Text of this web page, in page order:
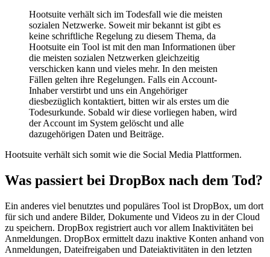
Hootsuite verhält sich im Todesfall wie die meisten
sozialen Netzwerke. Soweit mir bekannt ist gibt es
keine schriftliche Regelung zu diesem Thema, da
Hootsuite ein Tool ist mit den man Informationen über
die meisten sozialen Netzwerken gleichzeitig
verschicken kann und vieles mehr. In den meisten
Fällen gelten ihre Regelungen. Falls ein Account-
Inhaber verstirbt und uns ein Angehöriger
diesbezüglich kontaktiert, bitten wir als erstes um die
Todesurkunde. Sobald wir diese vorliegen haben, wird
der Account im System gelöscht und alle
dazugehörigen Daten und Beiträge.
Hootsuite verhält sich somit wie die Social Media Plattformen.
Was passiert bei DropBox nach dem Tod?
Ein anderes viel benutztes und populäres Tool ist DropBox, um dort
für sich und andere Bilder, Dokumente und Videos zu in der Cloud
zu speichern. DropBox registriert auch vor allem Inaktivitäten bei
Anmeldungen. DropBox ermittelt dazu inaktive Konten anhand von
Anmeldungen, Dateifreigaben und Dateiaktivitäten in den letzten